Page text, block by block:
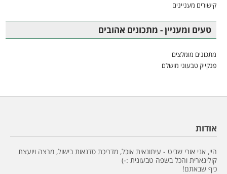
קישורים מעניינים
טעים ומעניין - מתכונים אהובים
מתכונים מומלצים
פנקייק טבעוני מושלם
אודות
היי, אני אורי שביט - עיתונאית אוכל, מדריכת סדנאות בישול, מרצה ויועצת
קולינארית והכל בשפה טבעונית :-)
כיף שבאתם!